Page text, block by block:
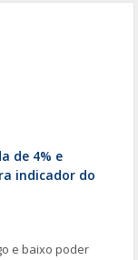
de 4% e
indicador do
e baixo poder